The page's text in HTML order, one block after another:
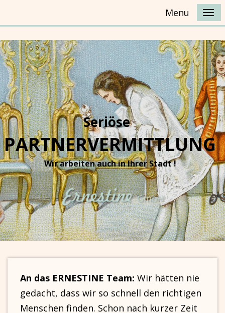
Menu
Seriöse
PARTNERVERMITTLUNG
Wir arbeiten auch in Ihrer Stadt !
An das ERNESTINE Team: Wir hätten nie
gedacht, dass wir so schnell den richtigen
Menschen finden. Schon nach kurzer Zeit